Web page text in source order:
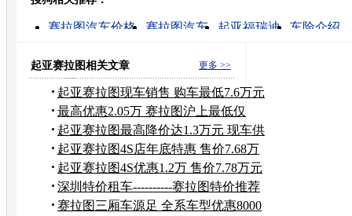
转发至：
赛拉图汽车价格 赛拉图汽车 起亚福瑞迪
车险介绍
起亚 4s店
悦达门窗 更多 >>
起亚赛拉图相关文章
起亚赛拉图现车销售 购车最低7.6万元
起
最高优惠2.05万 赛拉图沪上最低仅
7.33万
起亚赛拉图最高降价达1.3万元 现车供
应
起亚赛拉图4S店年底特惠 售价7.68万
起
起亚赛拉图4S优惠1.2万 售价7.78万元
起
深圳特价租车----------赛拉图特价推荐
赛拉图三厢车源足 全系车型优惠8000